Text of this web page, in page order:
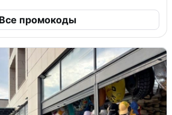
Все промокоды